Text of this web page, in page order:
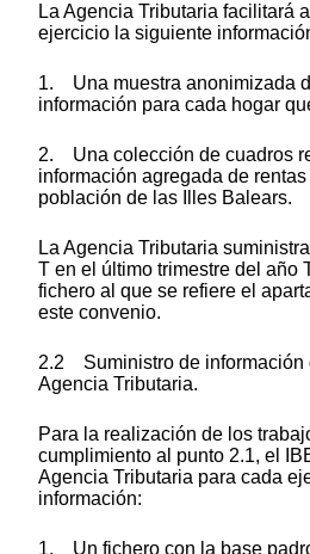
La Agencia Tributaria facilitará
ejercicio la siguiente
1. Una muestra anonimizada
información para cada hogar
2. Una colección de cuadros
información agregada de
población de las Illes Balears.
La Agencia Tributaria
T en el último trimestre del año
fichero al que se refiere el
este convenio.
2.2 Suministro de información
Agencia Tributaria.
Para la realización de los
cumplimiento al punto 2.1, el
Agencia Tributaria para cada
información:
1. Un fichero con la base